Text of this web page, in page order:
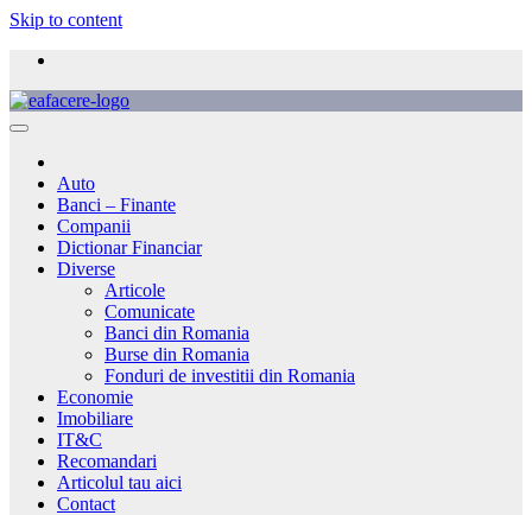
Skip to content
Auto
Banci – Finante
Companii
Dictionar Financiar
Diverse
Articole
Comunicate
Banci din Romania
Burse din Romania
Fonduri de investitii din Romania
Economie
Imobiliare
IT&C
Recomandari
Articolul tau aici
Contact